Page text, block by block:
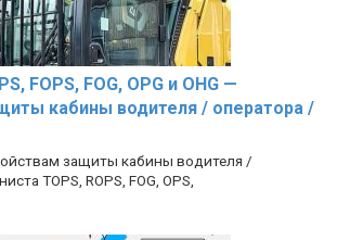
FOPS, FOG, OPG и OHG —
кабины водителя / оператора /
защиты кабины водителя /
TOPS, ROPS, FOG, OPS,